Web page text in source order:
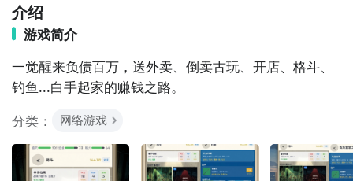
介绍
游戏简介
一觉醒来负债百万，送外卖、倒卖古玩、开店、格斗、
钓鱼...白手起家的赚钱之路。
分类：
网络游戏